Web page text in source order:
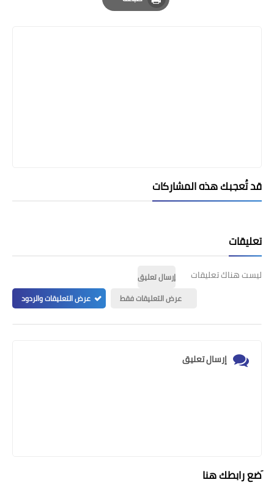
Print
قد تُعجبك هذه المشاركات
تعليقات
ليست هناك تعليقات
إرسال تعليق
عرض التعليقات فقط
عرض التعليقات والردود
إرسال تعليق
َضع رابطك هنا